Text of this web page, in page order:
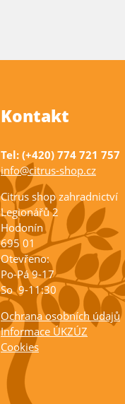
Kontakt
Tel: (+420) 774 721 757
info@citrus-shop.cz
Citrus shop zahradnictví
Legionářů 2
Hodonín
695 01
Otevřeno:
Po-Pá 9-17
So 9-11:30
Ochrana osobních údajů
Informace ÚKZÚZ
Cookies